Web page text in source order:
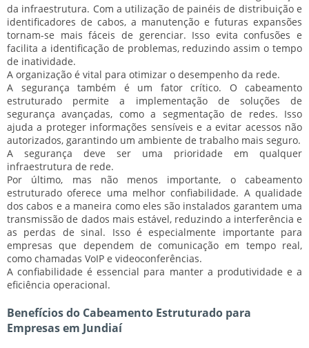
da infraestrutura. Com a utilização de painéis de distribuição e
identificadores de cabos, a manutenção e futuras expansões
tornam-se mais fáceis de gerenciar. Isso evita confusões e
facilita a identificação de problemas, reduzindo assim o tempo
de inatividade.
A organização é vital para otimizar o desempenho da rede.
A segurança também é um fator crítico. O cabeamento
estruturado permite a implementação de soluções de
segurança avançadas, como a segmentação de redes. Isso
ajuda a proteger informações sensíveis e a evitar acessos não
autorizados, garantindo um ambiente de trabalho mais seguro.
A segurança deve ser uma prioridade em qualquer
infraestrutura de rede.
Por último, mas não menos importante, o cabeamento
estruturado oferece uma melhor confiabilidade. A qualidade
dos cabos e a maneira como eles são instalados garantem uma
transmissão de dados mais estável, reduzindo a interferência e
as perdas de sinal. Isso é especialmente importante para
empresas que dependem de comunicação em tempo real,
como chamadas VoIP e videoconferências.
A confiabilidade é essencial para manter a produtividade e a
eficiência operacional.
Benefícios do Cabeamento Estruturado para
Empresas em Jundiaí